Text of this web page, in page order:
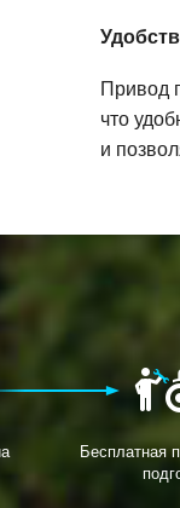
Привод
что
и
Бесплатная